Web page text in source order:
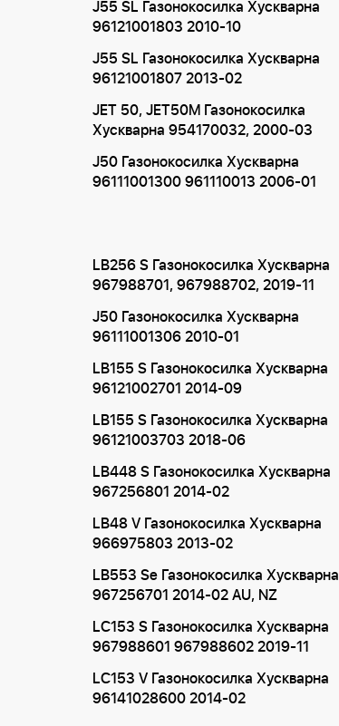
J55 SL Газонокосилка Хускварна
96121001803 2010-10
J55 SL Газонокосилка Хускварна
96121001807 2013-02
JET 50, JET50M Газонокосилка
Хускварна 954170032, 2000-03
J50 Газонокосилка Хускварна
96111001300 961110013 2006-01
LB256 S Газонокосилка Хускварна
967988701, 967988702, 2019-11
J50 Газонокосилка Хускварна
96111001306 2010-01
LB155 S Газонокосилка Хускварна
96121002701 2014-09
LB155 S Газонокосилка Хускварна
96121003703 2018-06
LB448 S Газонокосилка Хускварна
967256801 2014-02
LB48 V Газонокосилка Хускварна
966975803 2013-02
LB553 Se Газонокосилка Хускварна
967256701 2014-02 AU, NZ
LC153 S Газонокосилка Хускварна
967988601 967988602 2019-11
LC153 V Газонокосилка Хускварна
96141028600 2014-02